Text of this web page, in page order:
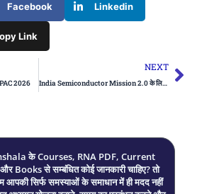
Facebook Linkedin
Link
2026
NEXT
India Semiconductor Mission 2.0 के लिए ₹1.25 लाख करोड़ के बजट प्रस्ताव को मंजूरी
के Courses, RNA PDF, Current
से सम्बंधित कोई जानकारी चाहिए? तो
आपकी सिर्फ समस्याओं के समाधान में ही मदद नहीं